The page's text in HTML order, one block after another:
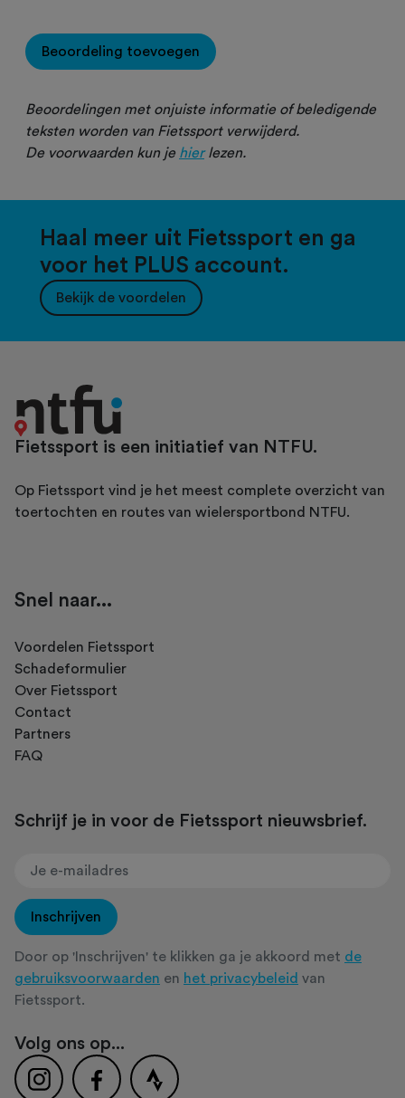
Beoordeling toevoegen
Beoordelingen met onjuiste informatie of beledigende
teksten worden van Fietssport verwijderd.
De voorwaarden kun je hierlezen.
Haal meer uit Fietssport en ga
voor het PLUS account.
Bekijk de voordelen
Fietssport is een initiatief van NTFU.
Op Fietssport vind je het meest complete overzicht van
toertochten en routes van wielersportbond NTFU.
Snel naar...
Voordelen Fietssport
Schadeformulier
Over Fietssport
Contact
Partners
FAQ
Schrijf je in voor de Fietssport nieuwsbrief.
Inschrijven
Door op 'Inschrijven' te klikken ga je akkoord met de
gebruiksvoorwaarden en het privacybeleid van
Fietssport.
Volg ons op...